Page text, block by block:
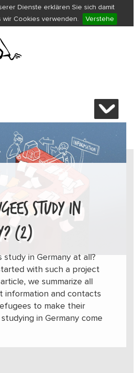
Dienste erklären Sie sich damit
wir Cookies verwenden.
Verstehe
STUDY IN
(2)
study in Germany at all?
with such a project
we summarize all
information and contacts
to make their
in Germany come